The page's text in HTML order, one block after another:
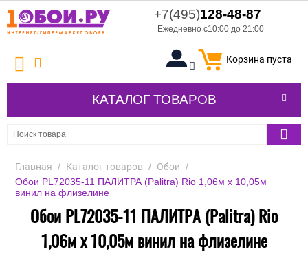
+7(495)128-48-87
Ежедневно с10:00 до 21:00
Корзина пуста
КАТАЛОГ ТОВАРОВ
Главная / Каталог товаров / Обои /
Обои PL72035-11 ПАЛИТРА (Palitra) Rio 1,06м х 10,05м
винил на флизелине
Обои PL72035-11 ПАЛИТРА (Palitra) Rio
1,06м х 10,05м винил на флизелине